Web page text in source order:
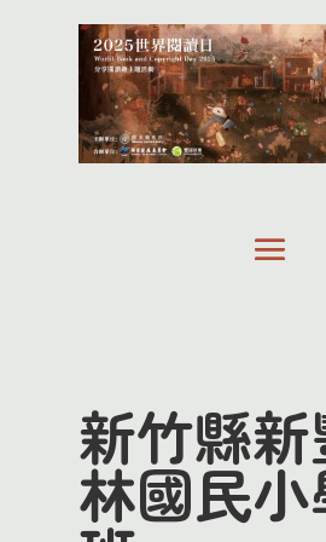
新竹縣
林國民小